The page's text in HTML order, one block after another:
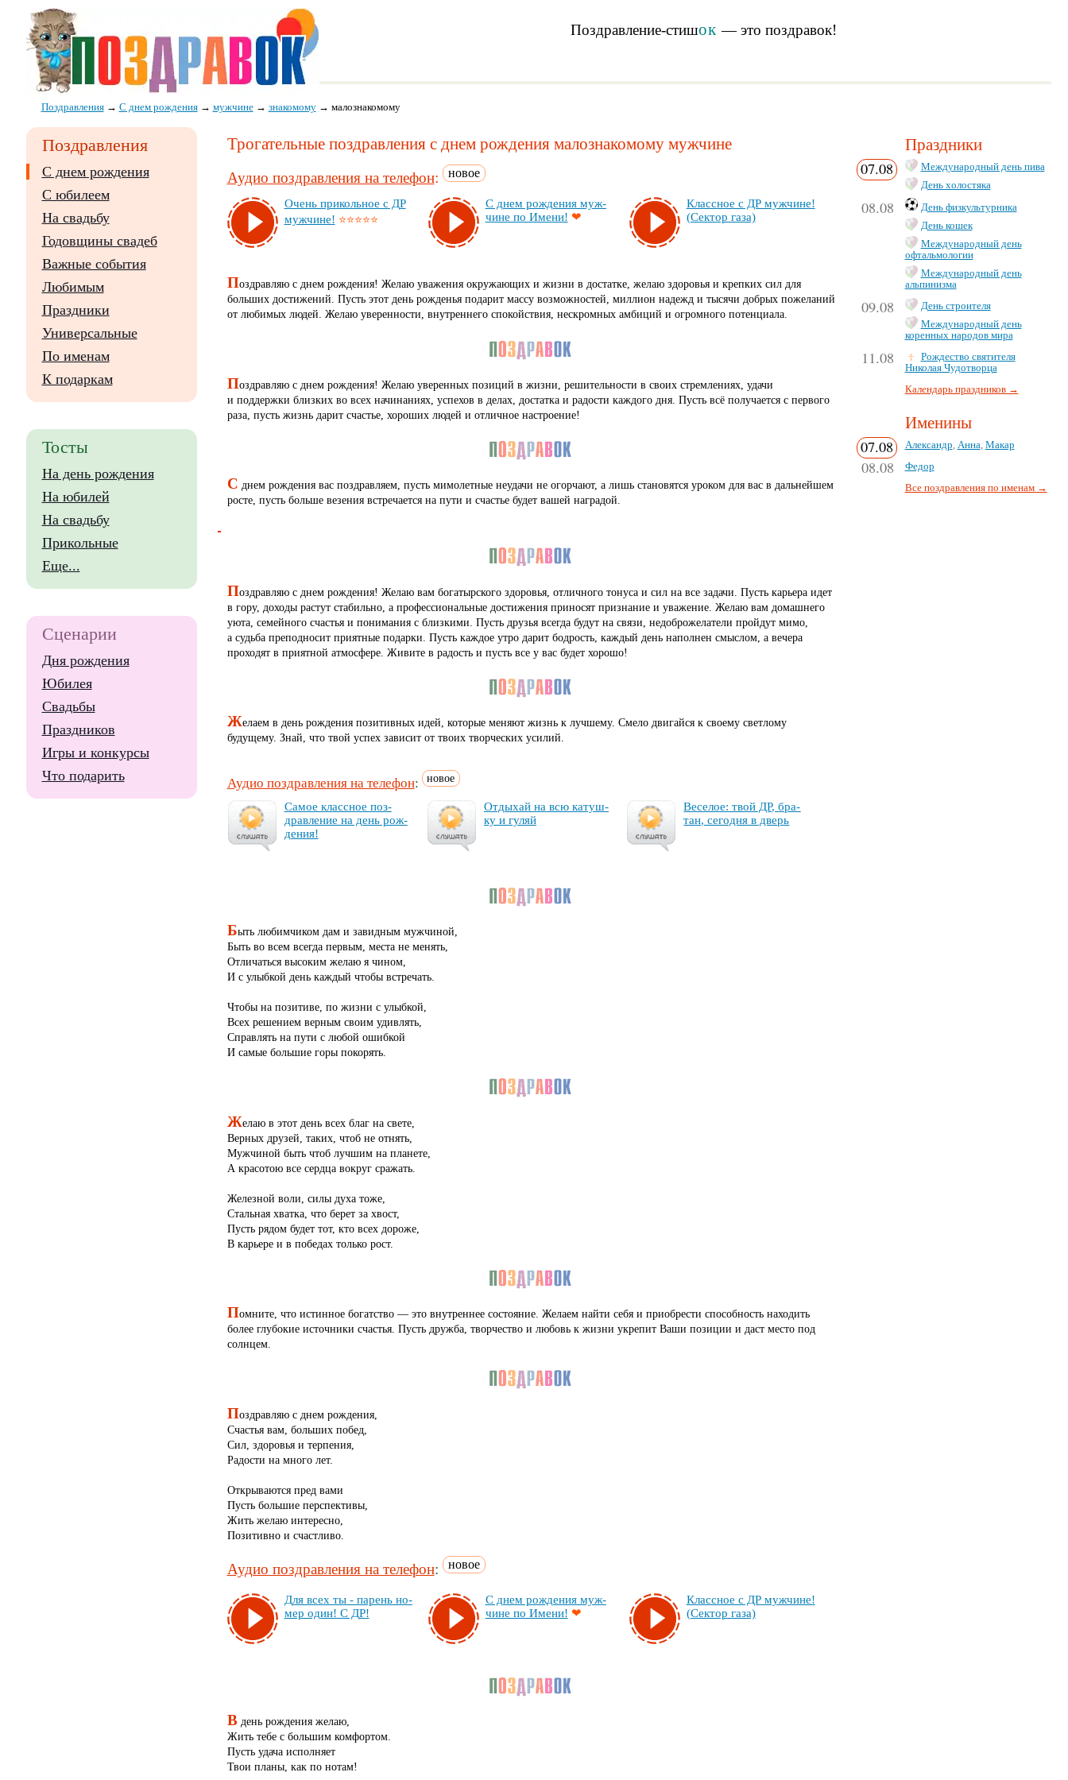
Поздравление-стишок — это поздравок!
Поздравления→ С днем рождения→ мужчине→ знакомому→ малознакомому
Трогательные поздравления с днем рождения малознакомому мужчине
Аудио поздравления на телефон: новое
Очень при­коль­ное с ДР
муж­чи­не! ⭐⭐⭐⭐⭐
С днем рож­де­ния муж­
чи­не по Име­ни! ❤
Клас­сное с ДР муж­чи­не!
(Сек­тор га­за)
Поздравляю с днем рождения! Желаю уважения окружающих и жизни в достатке, желаю здоровья и крепких сил для
больших достижений. Пусть этот день рожденья подарит массу возможностей, миллион надежд и тысячи добрых пожеланий
от любимых людей. Желаю уверенности, внутреннего спокойствия, нескромных амбиций и огромного потенциала.
Поздравляю с днем рождения! Желаю уверенных позиций в жизни, решительности в своих стремлениях, удачи
и поддержки близких во всех начинаниях, успехов в делах, достатка и радости каждого дня. Пусть всё получается с первого
раза, пусть жизнь дарит счастье, хороших людей и отличное настроение!
С днем рождения вас поздравляем, пусть мимолетные неудачи не огорчают, а лишь становятся уроком для вас в дальнейшем
росте, пусть больше везения встречается на пути и счастье будет вашей наградой.
Поздравляю с днем рождения! Желаю вам богатырского здоровья, отличного тонуса и сил на все задачи. Пусть карьера идет
в гору, доходы растут стабильно, а профессиональные достижения приносят признание и уважение. Желаю вам домашнего
уюта, семейного счастья и понимания с близкими. Пусть друзья всегда будут на связи, недоброжелатели пройдут мимо,
а судьба преподносит приятные подарки. Пусть каждое утро дарит бодрость, каждый день наполнен смыслом, а вечера
проходят в приятной атмосфере. Живите в радость и пусть все у вас будет хорошо!
Желаем в день рождения позитивных идей, которые меняют жизнь к лучшему. Смело двигайся к своему светлому
будущему. Знай, что твой успех зависит от твоих творческих усилий.
Аудио поздравления на телефон: новое
Са­мое клас­сное поз­
драв­ле­ние на день рож­
де­ния!
От­ды­хай на всю ка­туш­
ку и гу­ляй
Ве­се­лое: твой ДР, бра­
тан, се­год­ня в дверь
Быть любимчиком дам и завидным мужчиной,
Быть во всем всегда первым, места не менять,
Отличаться высоким желаю я чином,
И с улыбкой день каждый чтобы встречать.
Чтобы на позитиве, по жизни с улыбкой,
Всех решением верным своим удивлять,
Справлять на пути с любой ошибкой
И самые большие горы покорять.
Желаю в этот день всех благ на свете,
Верных друзей, таких, чтоб не отнять,
Мужчиной быть чтоб лучшим на планете,
А красотою все сердца вокруг сражать.
Железной воли, силы духа тоже,
Стальная хватка, что берет за хвост,
Пусть рядом будет тот, кто всех дороже,
В карьере и в победах только рост.
Помните, что истинное богатство — это внутреннее состояние. Желаем найти себя и приобрести способность находить
более глубокие источники счастья. Пусть дружба, творчество и любовь к жизни укрепит Ваши позиции и даст место под
солнцем.
Поздравляю с днем рождения,
Счастья вам, больших побед,
Сил, здоровья и терпения,
Радости на много лет.
Открываются пред вами
Пусть большие перспективы,
Жить желаю интересно,
Позитивно и счастливо.
Аудио поздравления на телефон: новое
Для всех ты - па­рень но­
мер один! С ДР!
С днем рож­де­ния муж­
чи­не по Име­ни! ❤
Клас­сное с ДР муж­чи­не!
(Сек­тор га­за)
Вдень рождения желаю,
Жить тебе с большим комфортом.
Пусть удача исполняет
Твои планы, как по нотам!
Поздравления
С днем рождения
С юбилеем
На свадьбу
Годовщины свадеб
Важные события
Любимым
Праздники
Универсальные
По именам
К подаркам
Тосты
На день рождения
На юбилей
На свадьбу
Прикольные
Еще...
Сценарии
Дня рождения
Юбилея
Свадьбы
Праздников
Игры и конкурсы
Что подарить
Праздники
07.08
Международный день пива
День холостяка
08.08
День физкультурника
День кошек
Международный день
офтальмологии
Международный день
альпинизма
09.08
День строителя
Международный день
коренных народов мира
11.08
Рождество святителя
Николая Чудотворца
Календарь праздников →
Именины
07.08 Александр, Анна, Макар
08.08
Федор
Все поздравления по именам →